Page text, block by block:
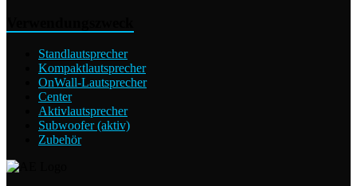
Standlautsprecher
Kompaktlautsprecher
OnWall-Lautsprecher
Center
Aktivlautsprecher
Subwoofer (aktiv)
Zubehör